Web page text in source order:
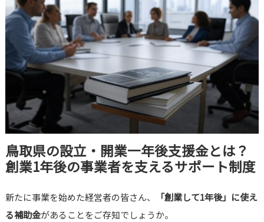
鳥取県の設立・開業一年後支援金とは？
創業1年後の事業者を支えるサポート制度
新たに事業を始めた経営者の皆さん、
「創業して1年後」に使え
る補助金があることをご存知でしょうか。